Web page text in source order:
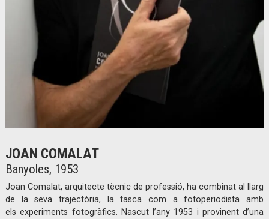
JOAN COMALAT
Banyoles, 1953
Joan Comalat, arquitecte tècnic de professió, ha combinat al llarg
de la seva trajectòria, la tasca com a fotoperiodista amb
els experiments fotogràfics. Nascut l’any 1953 i provinent d’una